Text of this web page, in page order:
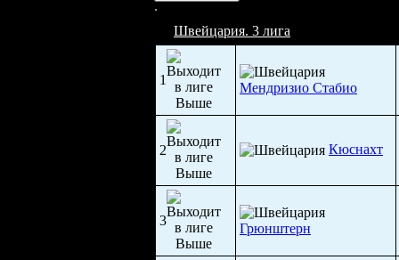
Швейцария. 3 лига
1
Мендризио Стабио
2 Кюснахт
3
Грюнштерн